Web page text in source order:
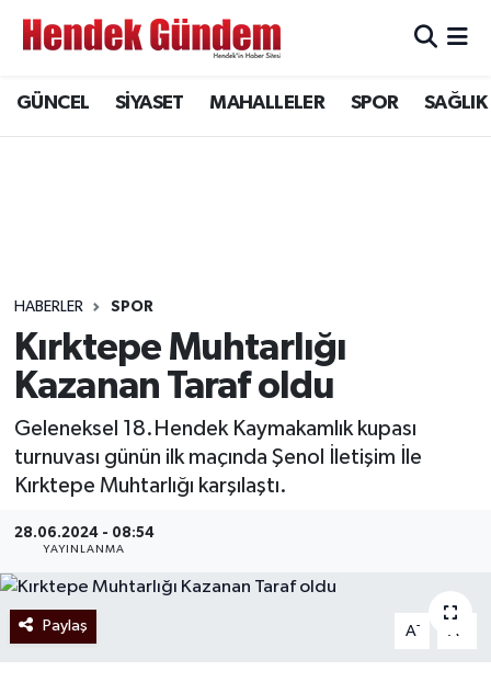
GÜNCEL SİYASET MAHALLELER SPOR SAĞLIK
HABERLER SPOR
Kırktepe Muhtarlığı
Kazanan Taraf oldu
Geleneksel 18.Hendek Kaymakamlık kupası
turnuvası günün ilk maçında Şenol İletişim İle
Kırktepe Muhtarlığı karşılaştı.
28.06.2024 - 08:54
YAYINLANMA
Paylaş A- A
Sakarya Hava Durumu
Süper Lig Puan Durumu ve Fikstür
Tüm Manşetler
Son Dakika Haberleri
Haber Arşivi